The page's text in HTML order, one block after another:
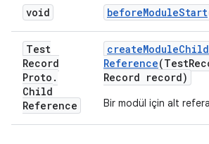
void beforeModuleStart
Test
Record
Proto .
Child
Reference
createModuleChild
Reference(Test
Record record)
Bir modül için alt